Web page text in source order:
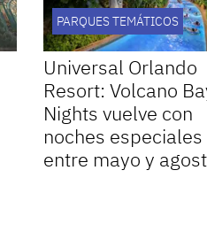
PARQUES TEMÁTICOS
Universal Orlando
Resort: Volcano
Nights vuelve con
noches especiales
entre mayo y